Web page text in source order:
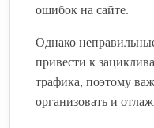
ошибок на сайте.
Однако
привести к
трафика, поэтому
организовать и